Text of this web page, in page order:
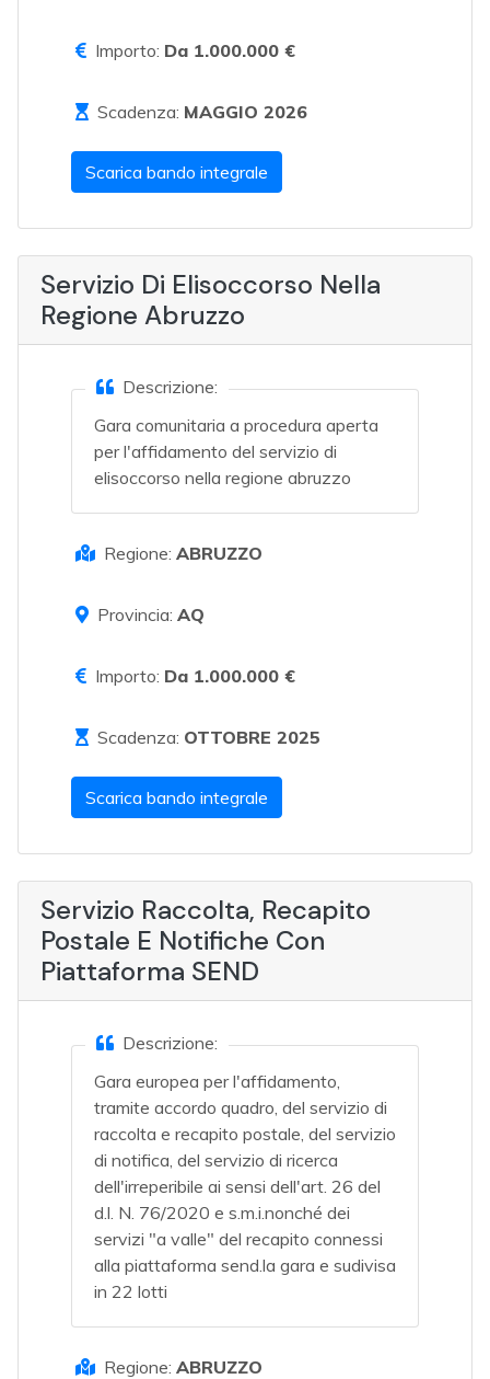
Importo: Da 1.000.000 €
Scadenza: MAGGIO 2026
Scarica bando integrale
Servizio Di Elisoccorso Nella
Regione Abruzzo
Descrizione:
Gara comunitaria a procedura aperta
per l'affidamento del servizio di
elisoccorso nella regione abruzzo
Regione: ABRUZZO
Provincia: AQ
Importo: Da 1.000.000 €
Scadenza: OTTOBRE 2025
Scarica bando integrale
Servizio Raccolta, Recapito
Postale E Notifiche Con
Piattaforma SEND
Descrizione:
Gara europea per l'affidamento,
tramite accordo quadro, del servizio di
raccolta e recapito postale, del servizio
di notifica, del servizio di ricerca
dell'irreperibile ai sensi dell'art. 26 del
d.l. N. 76/2020 e s.m.i.nonché dei
servizi "a valle" del recapito connessi
alla piattaforma send.la gara e sudivisa
in 22 lotti
Regione: ABRUZZO